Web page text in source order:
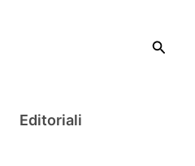
Cerca
Editoriali